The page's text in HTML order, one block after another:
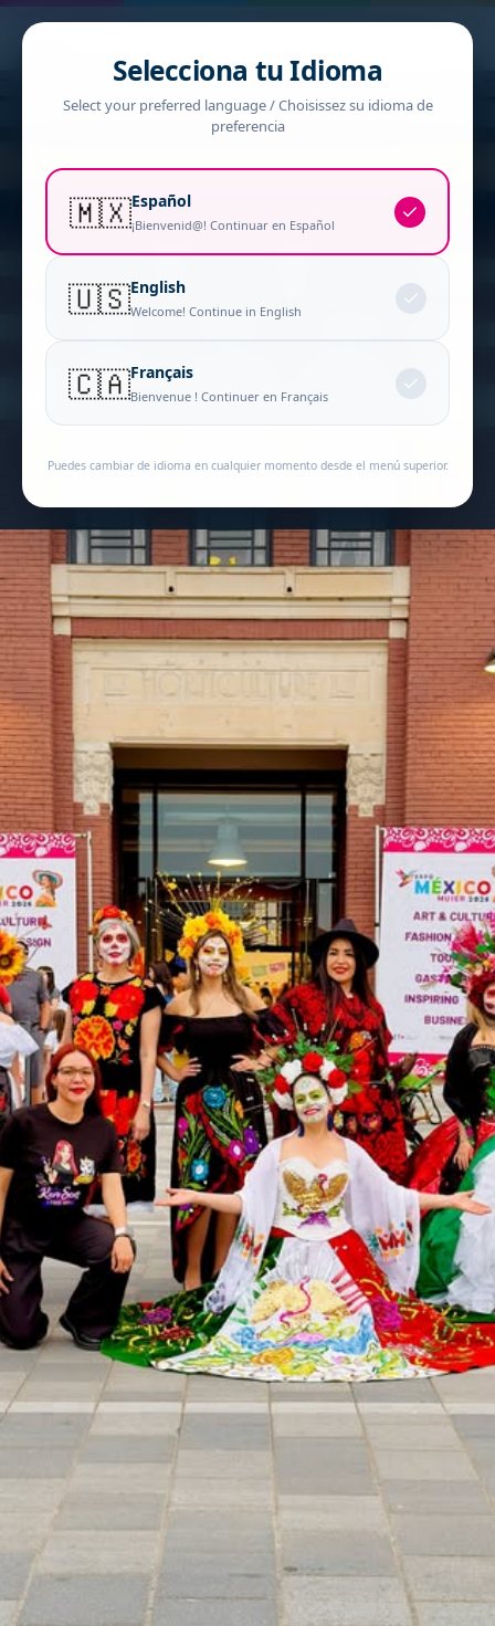
Selecciona tu Idioma
Select your preferred language / Choisissez su idioma de
preferencia
🇲🇽Español
¡Bienvenid@! Continuar en Español
🇺🇸English
Welcome! Continue in English
🇨🇦Français
Bienvenue ! Continuer en Français
Puedes cambiar de idioma en cualquier momento desde el menú superior.